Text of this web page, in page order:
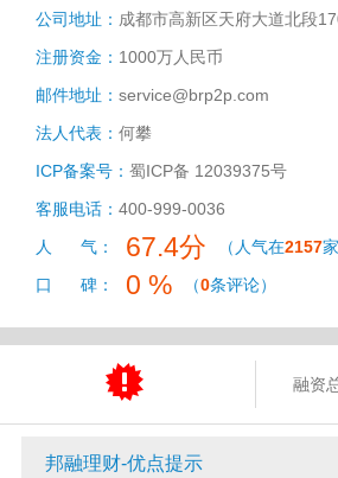
公司地址： 成都市高新区天府大道北段
注册资金： 1000万人民币
邮件地址： service@brp2p.com
法人代表： 何攀
ICP备案号： 蜀ICP备 12039375号
客服电话： 400-999-0036
人 气：
67.4分 （人气在2157
口 碑：
0 % （0条评论）
融资
邦融理财-优点提示